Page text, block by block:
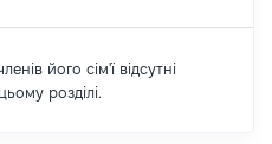
його сім'ї відсутні
розділі.